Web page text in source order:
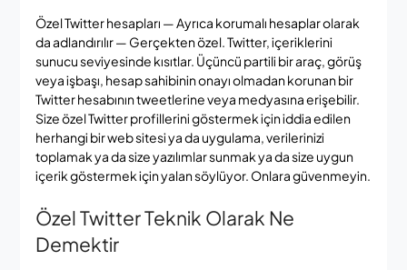
Özel Twitter hesapları — Ayrıca korumalı hesaplar olarak
da adlandırılır — Gerçekten özel. Twitter, içeriklerini
sunucu seviyesinde kısıtlar. Üçüncü partili bir araç, görüş
veya işbaşı, hesap sahibinin onayı olmadan korunan bir
Twitter hesabının tweetlerine veya medyasına erişebilir.
Size özel Twitter profillerini göstermek için iddia edilen
herhangi bir web sitesi ya da uygulama, verilerinizi
toplamak ya da size yazılımlar sunmak ya da size uygun
içerik göstermek için yalan söylüyor. Onlara güvenmeyin.
Özel Twitter Teknik Olarak Ne
Demektir